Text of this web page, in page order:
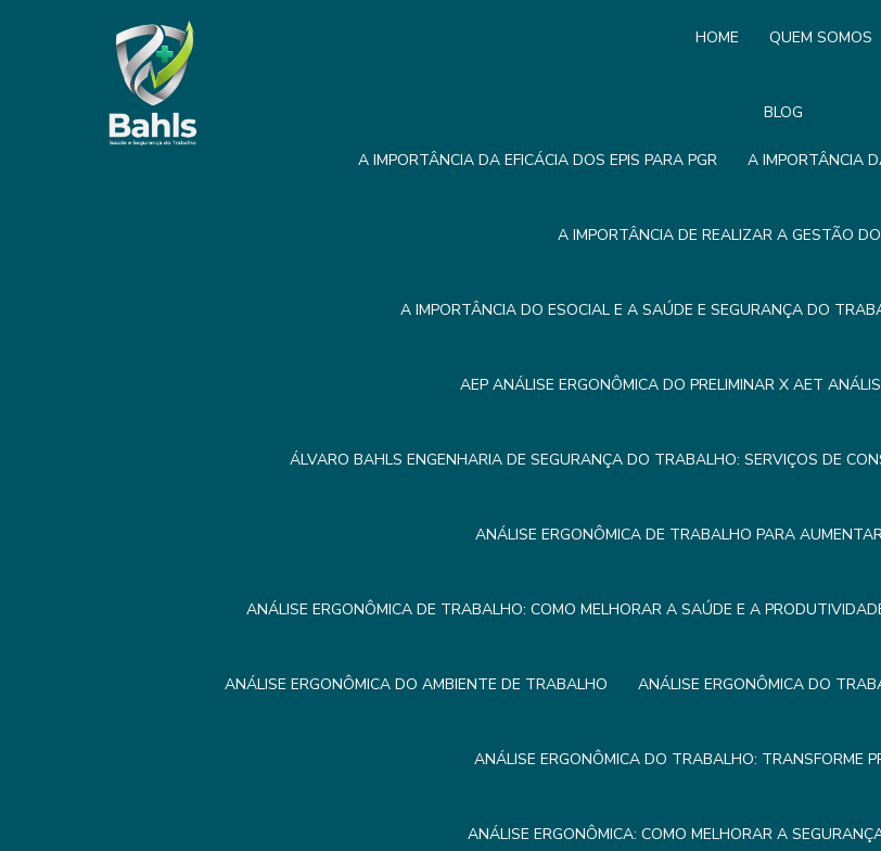
HOME QUEM SOMOS
BLOG
A IMPORTÂNCIA DA EFICÁCIA DOS EPIS PARA PGR A IMPORTÂNCIA
A IMPORTÂNCIA DE REALIZAR A GESTÃO
A IMPORTÂNCIA DO ESOCIAL E A SAÚDE E SEGURANÇA DO
AEP ANÁLISE ERGONÔMICA DO PRELIMINAR X AET
ÁLVARO BAHLS ENGENHARIA DE SEGURANÇA DO TRABALHO: SERVIÇOS DE
ANÁLISE ERGONÔMICA DE TRABALHO PARA
ANÁLISE ERGONÔMICA DE TRABALHO: COMO MELHORAR A SAÚDE E A
ANÁLISE ERGONÔMICA DO AMBIENTE DE TRABALHO ANÁLISE ERGONÔMICA DO
ANÁLISE ERGONÔMICA DO TRABALHO: TRANSFORME
ANÁLISE ERGONÔMICA: COMO MELHORAR A